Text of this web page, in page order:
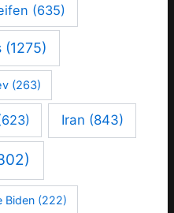
(635)
(1275)
(263)
Iran (843)
Biden (222)